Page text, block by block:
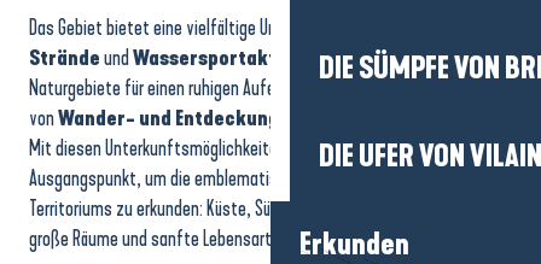
DIE SÜMPFE VON
DIE UFER VON
Erkunden
Das Gebiet bietet eine vielfältige Umgebung: am Meer, um die
Strändeund Wassersportaktivitätenzu genießen,
Naturgebiete für einen ruhigen Aufenthalt oder Gebiete in der Nähe
vonWander- und Entdeckungsrouten
Mit diesen Unterkunftsmöglichkeiten haben Sie einen idealen
Ausgangspunkt, um die emblematischen Landschaften des
Territoriums zu erkunden: Küste, Sümpfe, Wanderwege, Kulturerbe,
große Räume und sanfte Lebensart.